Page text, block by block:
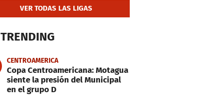
VER TODAS LAS LIGAS
TRENDING
CENTROAMERICA
Copa Centroamericana: Motagua
siente la presión del Municipal
en el grupo D